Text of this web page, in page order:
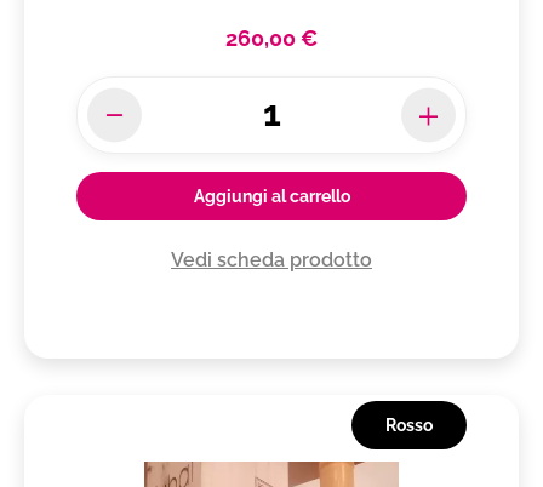
260,00 €
Aggiungi al carrello
Vedi scheda prodotto
Rosso